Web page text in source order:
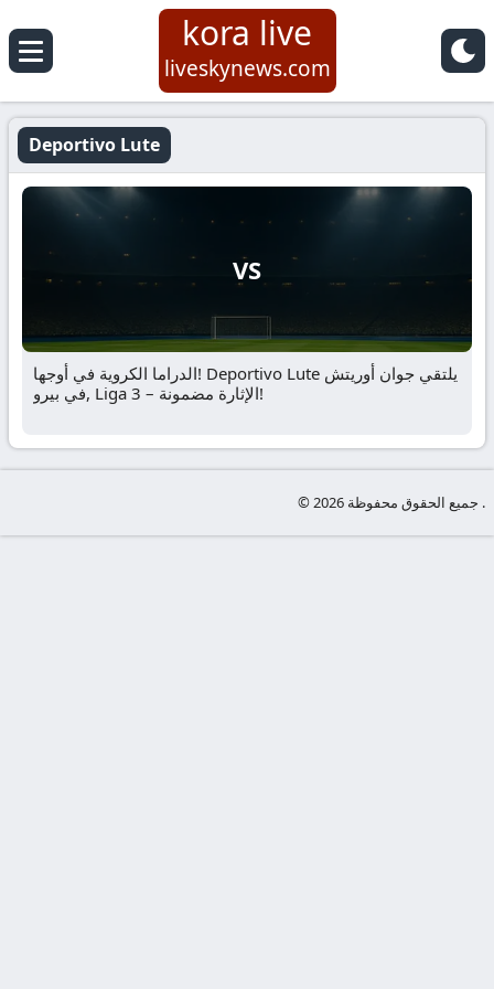
kora live
liveskynews.com
Deportivo Lute
VS
الدراما الكروية في أوجها! Deportivo Lute يلتقي جوان أوريتش
في بيرو, Liga 3 – الإثارة مضمونة!
© جميع الحقوق محفوظة 2026 .